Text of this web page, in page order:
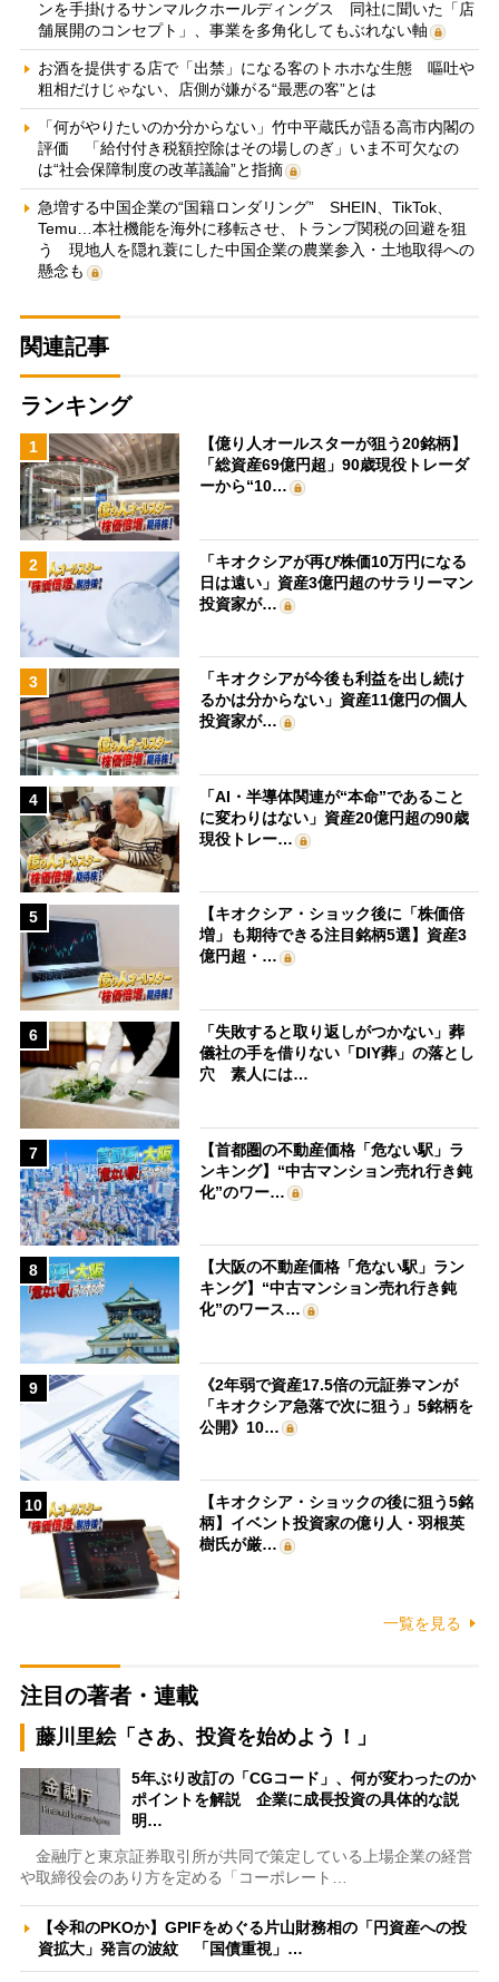
ンを手掛けるサンマルクホールディングス 同社に聞いた「店
舗展開のコンセプト」、事業を多角化してもぶれない軸
お酒を提供する店で「出禁」になる客のトホホな生態 嘔吐や
粗相だけじゃない、店側が嫌がる“最悪の客”とは
「何がやりたいのか分からない」竹中平蔵氏が語る高市内閣の
評価 「給付付き税額控除はその場しのぎ」いま不可欠なの
は“社会保障制度の改革議論”と指摘
急増する中国企業の“国籍ロンダリング” SHEIN、TikTok、
Temu…本社機能を海外に移転させ、トランプ関税の回避を狙
う 現地人を隠れ蓑にした中国企業の農業参入・土地取得への
懸念も
関連記事
ランキング
1
【億り人オールスターが狙う20銘柄】
「総資産69億円超」90歳現役トレーダ
ーから“10…
2
「キオクシアが再び株価10万円になる
日は遠い」資産3億円超のサラリーマン
投資家が…
3
「キオクシアが今後も利益を出し続け
るかは分からない」資産11億円の個人
投資家が…
4
「AI・半導体関連が“本命”であること
に変わりはない」資産20億円超の90歳
現役トレー…
5
【キオクシア・ショック後に「株価倍
増」も期待できる注目銘柄5選】資産3
億円超・…
6
「失敗すると取り返しがつかない」葬
儀社の手を借りない「DIY葬」の落とし
穴 素人には…
7
【首都圏の不動産価格「危ない駅」ラ
ンキング】“中古マンション売れ行き鈍
化”のワー…
8
【大阪の不動産価格「危ない駅」ラン
キング】“中古マンション売れ行き鈍
化”のワース…
9
《2年弱で資産17.5倍の元証券マンが
「キオクシア急落で次に狙う」5銘柄を
公開》10…
10
【キオクシア・ショックの後に狙う5銘
柄】イベント投資家の億り人・羽根英
樹氏が厳…
一覧を見る
注目の著者・連載
藤川里絵「さあ、投資を始めよう！」
5年ぶり改訂の「CGコード」、何が変わったのか
ポイントを解説 企業に成長投資の具体的な説
明…
金融庁と東京証券取引所が共同で策定している上場企業の経営
や取締役会のあり方を定める「コーポレート…
【令和のPKOか】GPIFをめぐる片山財務相の「円資産への投
資拡大」発言の波紋 「国債重視」…